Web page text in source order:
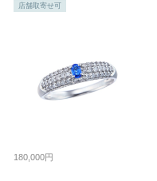
店舗取寄せ可
180,000円